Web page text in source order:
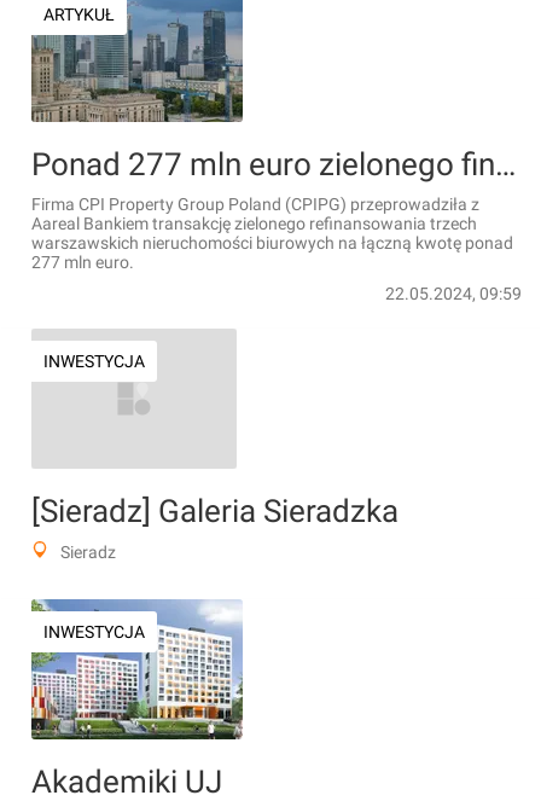
ARTYKUŁ
Ponad 277 mln euro zielonego finansowania dla CPIPG na trzy biurowce w Warszawie
Firma CPI Property Group Poland (CPIPG) przeprowadziła z
Aareal Bankiem transakcję zielonego refinansowania trzech
warszawskich nieruchomości biurowych na łączną kwotę ponad
277 mln euro.
22.05.2024, 09:59
INWESTYCJA
[Sieradz] Galeria Sieradzka
Sieradz
INWESTYCJA
Akademiki UJ